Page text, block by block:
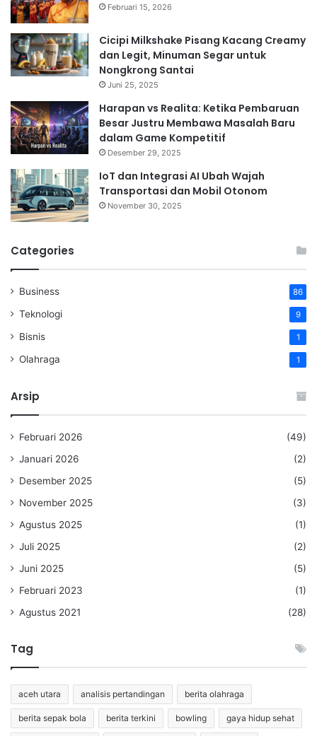
Februari 15, 2026
Cicipi Milkshake Pisang Kacang Creamy
dan Legit, Minuman Segar untuk
Nongkrong Santai
Juni 25, 2025
Harapan vs Realita: Ketika Pembaruan
Besar Justru Membawa Masalah Baru
dalam Game Kompetitif
Desember 29, 2025
⁠IoT dan Integrasi AI Ubah Wajah
Transportasi dan Mobil Otonom
November 30, 2025
Categories
Business 86
Teknologi 9
Bisnis 1
Olahraga 1
Arsip
Februari 2026
(49)
Januari 2026
(2)
Desember 2025
(5)
November 2025
(3)
Agustus 2025
(1)
Juli 2025
(2)
Juni 2025
(5)
Februari 2023
(1)
Agustus 2021
(28)
Tag
aceh utara analisis pertandingan berita olahraga
berita sepak bola berita terkini bowling gaya hidup sehat